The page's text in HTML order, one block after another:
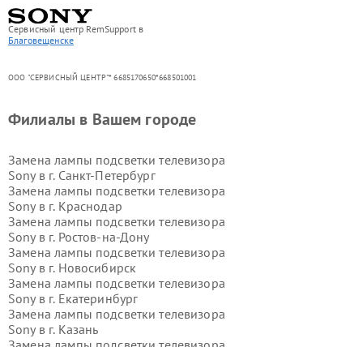
Сервисный центр RemSupport в
Благовещенске
ООО "СЕРВИСНЫЙ ЦЕНТР"* 6685170650*668501001
Филиалы в Вашем городе
Замена лампы подсветки телевизора
Sony в г. Санкт-Петербург
Замена лампы подсветки телевизора
Sony в г. Краснодар
Замена лампы подсветки телевизора
Sony в г. Ростов-на-Дону
Замена лампы подсветки телевизора
Sony в г. Новосибирск
Замена лампы подсветки телевизора
Sony в г. Екатеринбург
Замена лампы подсветки телевизора
Sony в г. Казань